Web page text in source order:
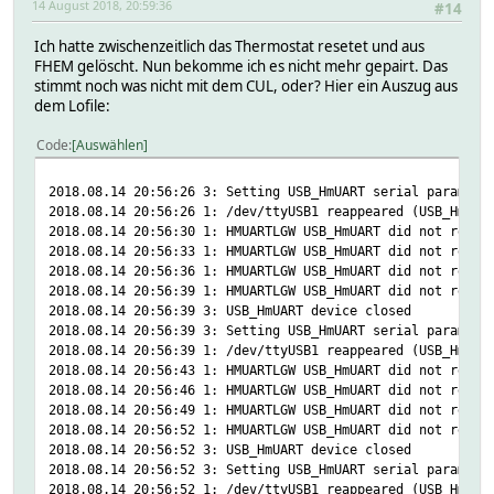
#14
14 August 2018, 20:59:36
Ich hatte zwischenzeitlich das Thermostat resetet und aus
FHEM gelöscht. Nun bekomme ich es nicht mehr gepairt. Das
stimmt noch was nicht mit dem CUL, oder? Hier ein Auszug aus
dem Lofile:
Code Auswählen
2018.08.14 20:56:26 3: Setting USB_HmUART serial
2018.08.14 20:56:26 1: /dev/ttyUSB1 reappeared
2018.08.14 20:56:30 1: HMUARTLGW USB_HmUART did not
2018.08.14 20:56:33 1: HMUARTLGW USB_HmUART did not
2018.08.14 20:56:36 1: HMUARTLGW USB_HmUART did not
2018.08.14 20:56:39 1: HMUARTLGW USB_HmUART did not
2018.08.14 20:56:39 3: USB_HmUART device closed
2018.08.14 20:56:39 3: Setting USB_HmUART serial
2018.08.14 20:56:39 1: /dev/ttyUSB1 reappeared
2018.08.14 20:56:43 1: HMUARTLGW USB_HmUART did not
2018.08.14 20:56:46 1: HMUARTLGW USB_HmUART did not
2018.08.14 20:56:49 1: HMUARTLGW USB_HmUART did not
2018.08.14 20:56:52 1: HMUARTLGW USB_HmUART did not
2018.08.14 20:56:52 3: USB_HmUART device closed
2018.08.14 20:56:52 3: Setting USB_HmUART serial
2018.08.14 20:56:52 1: /dev/ttyUSB1 reappeared